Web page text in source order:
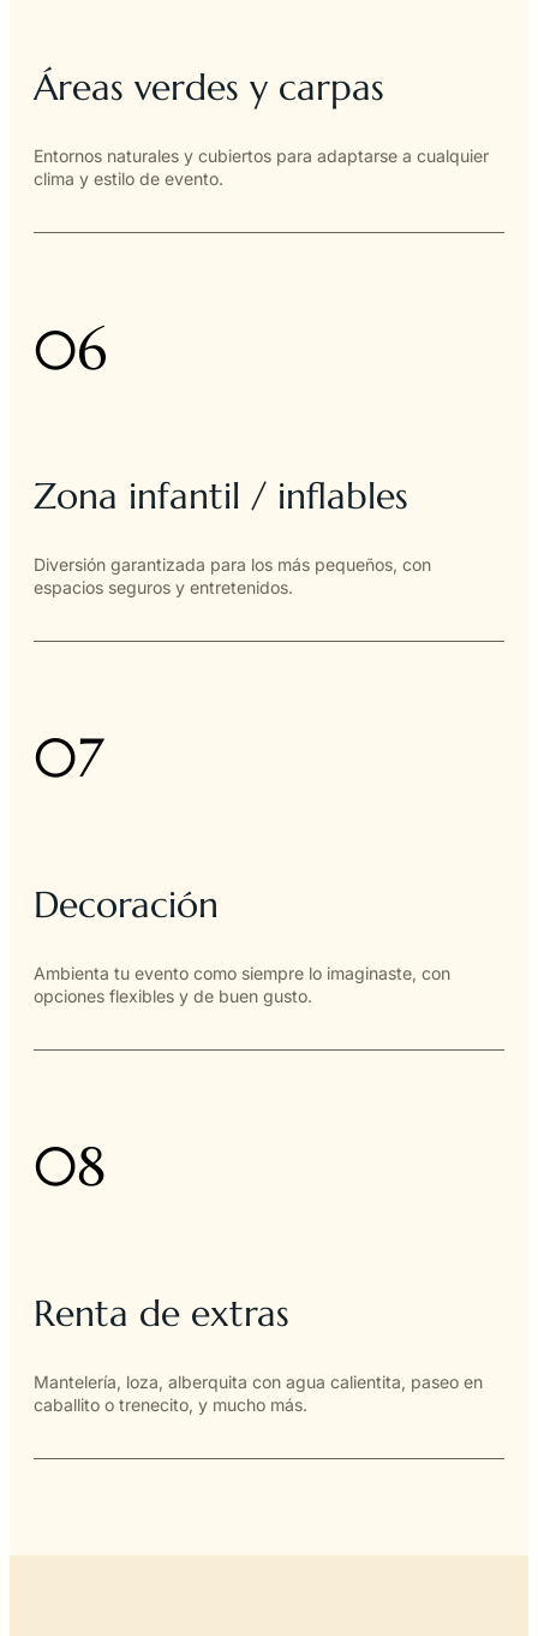
Áreas verdes y carpas
Entornos naturales y cubiertos para adaptarse a cualquier
clima y estilo de evento.
06
Zona infantil / inflables
Diversión garantizada para los más pequeños, con
espacios seguros y entretenidos.
07
Decoración
Ambienta tu evento como siempre lo imaginaste, con
opciones flexibles y de buen gusto.
08
Renta de extras
Mantelería, loza, alberquita con agua calientita, paseo en
caballito o trenecito, y mucho más.